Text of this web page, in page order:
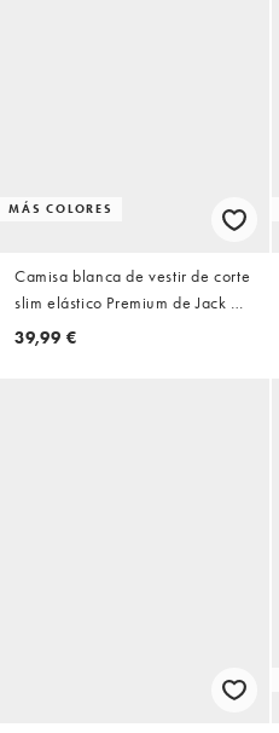
MÁS COLORES
Camisa blanca de vestir de corte
slim elástico Premium de Jack &
Jones
39,99 €